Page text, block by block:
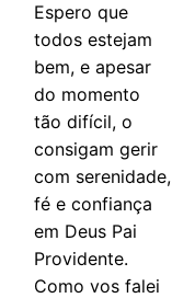
Espero que
todos estejam
bem, e apesar
do momento
tão difícil, o
consigam gerir
com serenidade,
fé e confiança
em Deus Pai
Providente.
Como vos falei